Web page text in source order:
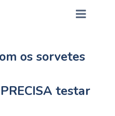
os sorvetes
testar